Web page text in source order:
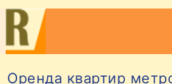
Оренда квартир